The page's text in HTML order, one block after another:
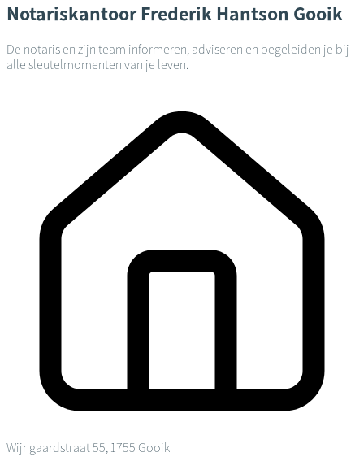
Notariskantoor Frederik Hantson Gooik
De notaris en zijn team informeren, adviseren en begeleiden je bij
alle sleutelmomenten van je leven.
Wijngaardstraat 55, 1755 Gooik